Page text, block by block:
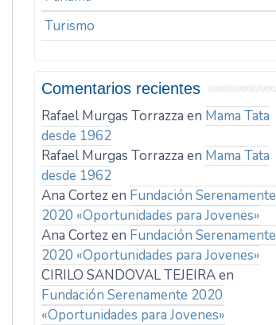
Turismo
Comentarios recientes
Rafael Murgas Torrazza en Mama Tata
desde 1962
Rafael Murgas Torrazza en Mama Tata
desde 1962
Ana Cortezen Fundación Serenamente
2020 «Oportunidades para Jovenes»
Ana Cortezen Fundación Serenamente
2020 «Oportunidades para Jovenes»
CIRILO SANDOVAL TEJEIRAen
Fundación Serenamente 2020
«Oportunidades para Jovenes»